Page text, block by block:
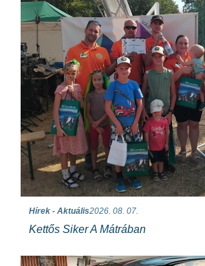
Hírek - Aktuális2026. 08. 07.
Kettős Siker A Mátrában